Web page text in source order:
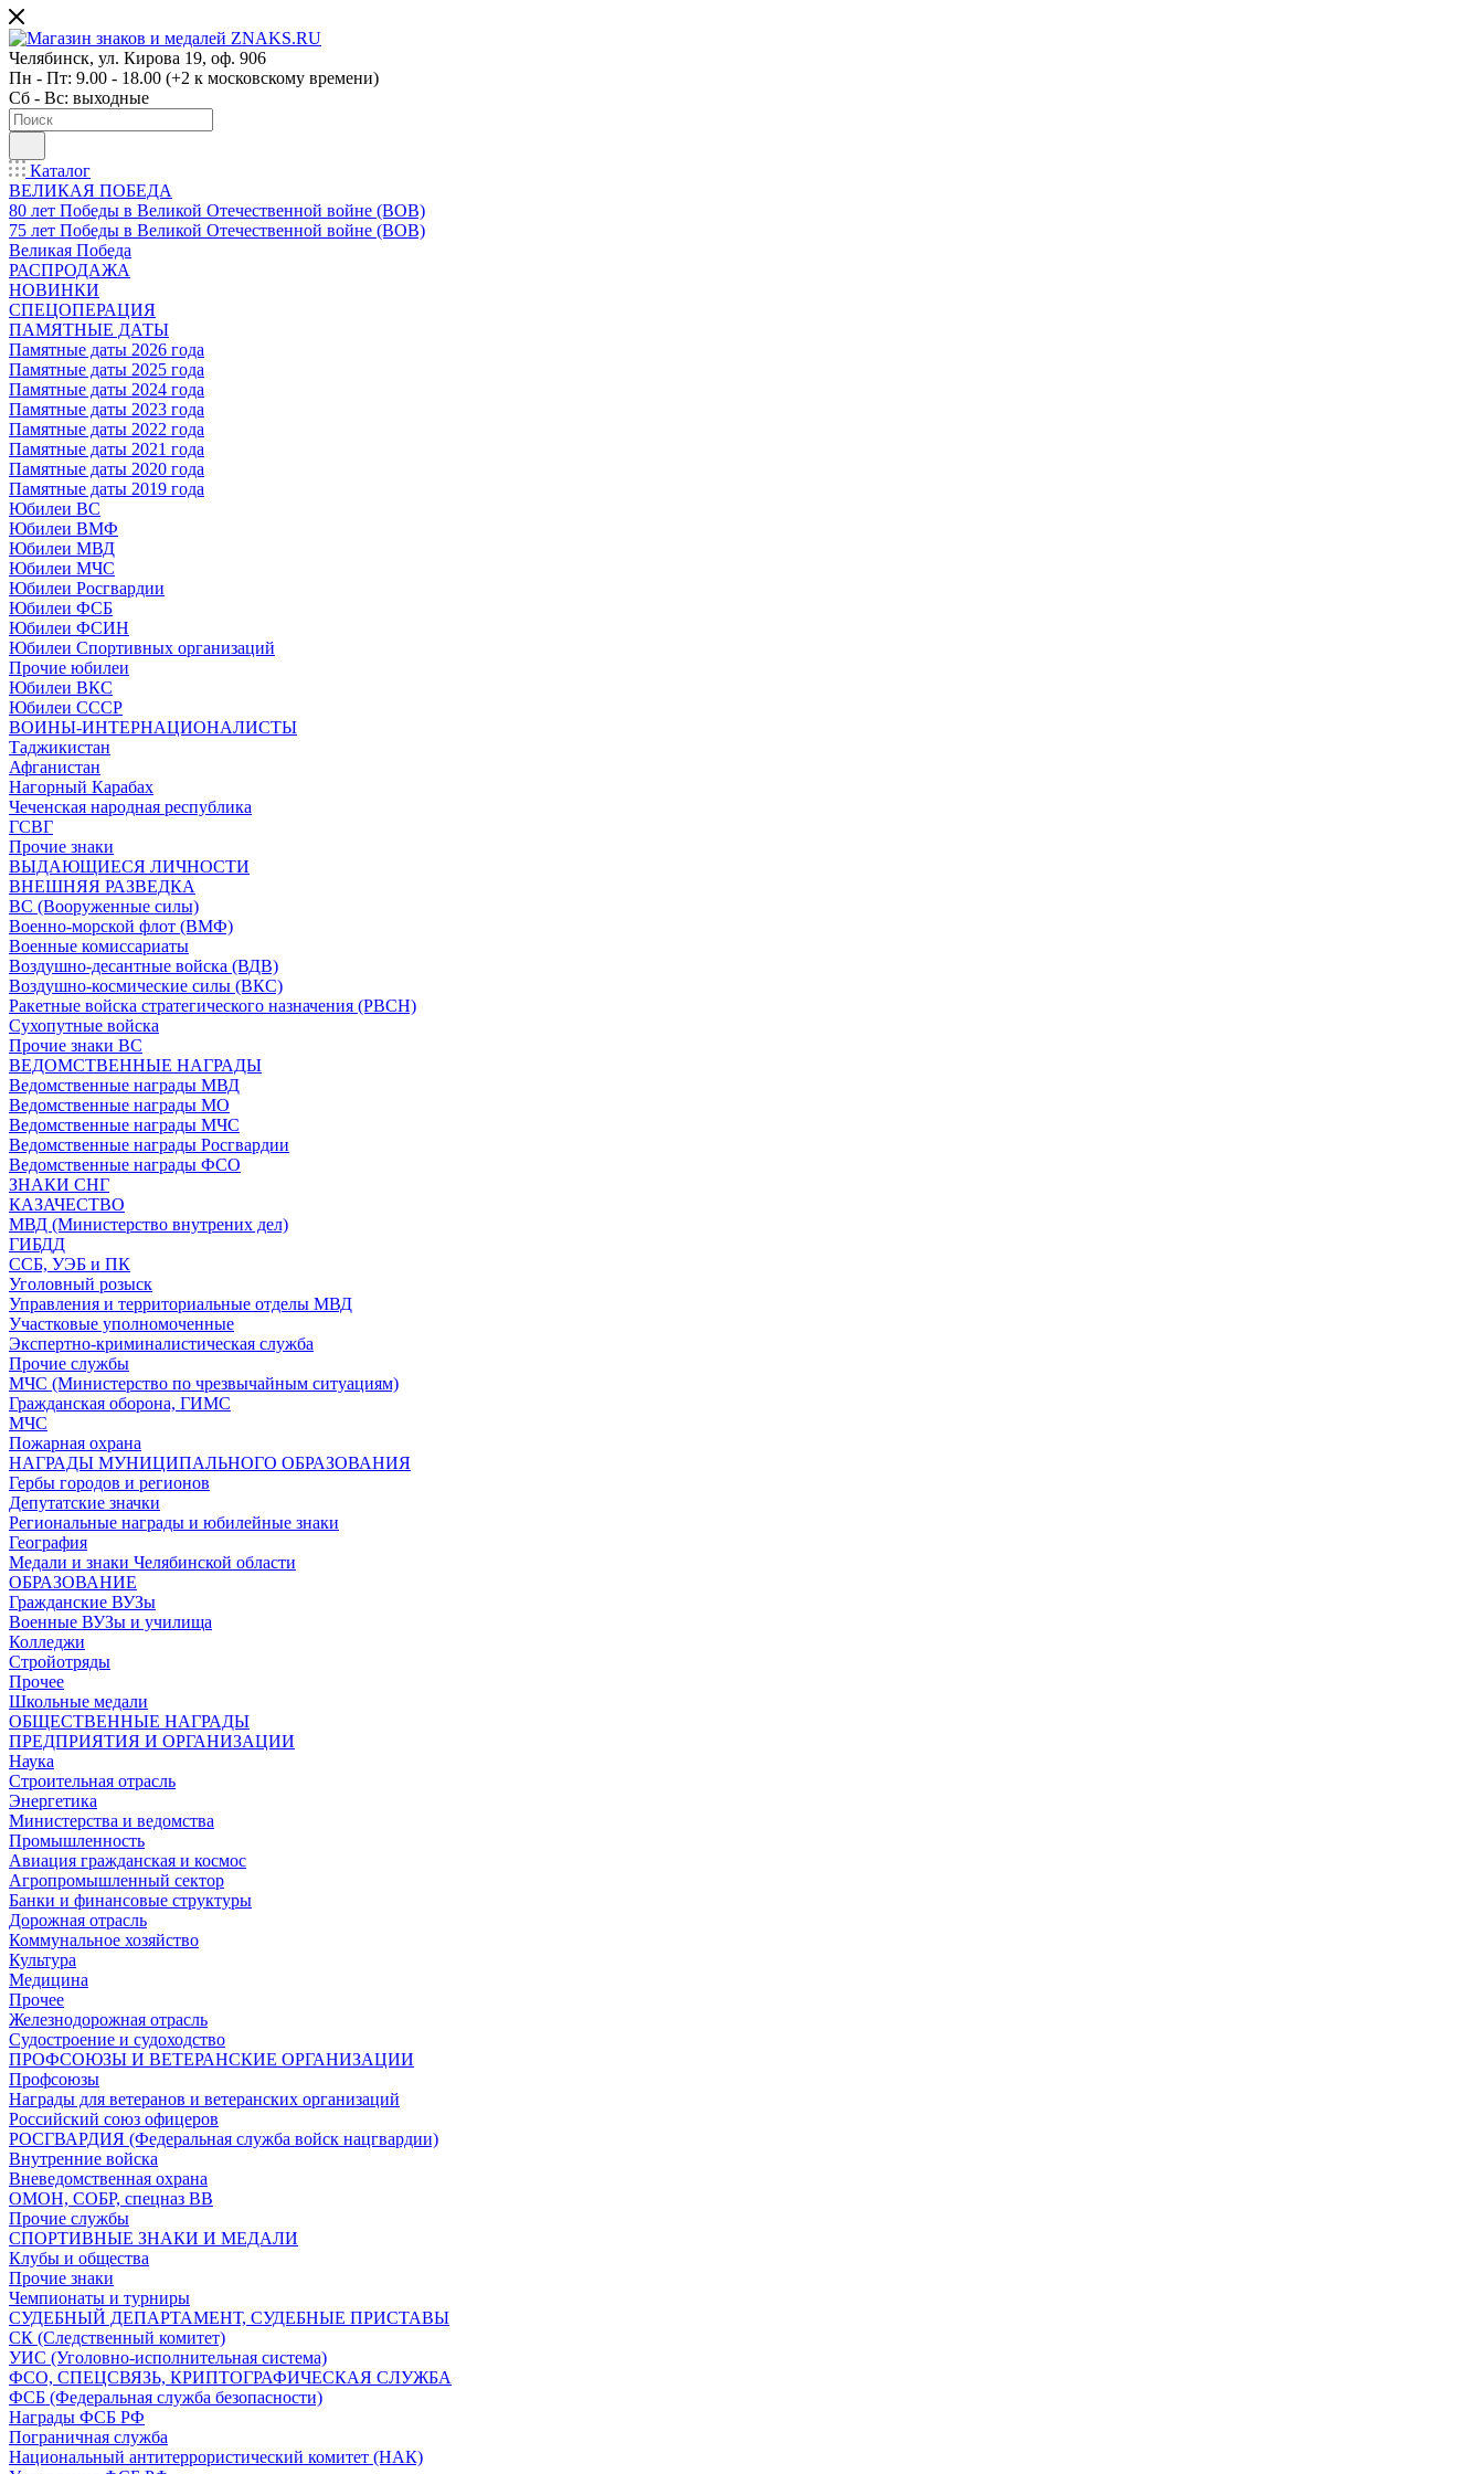
Челябинск, ул. Кирова 19, оф. 906
Пн - Пт: 9.00 - 18.00 (+2 к московскому времени)
Сб - Вс: выходные
Каталог
ВЕЛИКАЯ ПОБЕДА
80 лет Победы в Великой Отечественной войне (ВОВ)
75 лет Победы в Великой Отечественной войне (ВОВ)
Великая Победа
РАСПРОДАЖА
НОВИНКИ
СПЕЦОПЕРАЦИЯ
ПАМЯТНЫЕ ДАТЫ
Памятные даты 2026 года
Памятные даты 2025 года
Памятные даты 2024 года
Памятные даты 2023 года
Памятные даты 2022 года
Памятные даты 2021 года
Памятные даты 2020 года
Памятные даты 2019 года
Юбилеи ВС
Юбилеи ВМФ
Юбилеи МВД
Юбилеи МЧС
Юбилеи Росгвардии
Юбилеи ФСБ
Юбилеи ФСИН
Юбилеи Спортивных организаций
Прочие юбилеи
Юбилеи ВКС
Юбилеи СССР
ВОИНЫ-ИНТЕРНАЦИОНАЛИСТЫ
Таджикистан
Афганистан
Нагорный Карабах
Чеченская народная республика
ГСВГ
Прочие знаки
ВЫДАЮЩИЕСЯ ЛИЧНОСТИ
ВНЕШНЯЯ РАЗВЕДКА
ВС (Вооруженные силы)
Военно-морской флот (ВМФ)
Военные комиссариаты
Воздушно-десантные войска (ВДВ)
Воздушно-космические силы (ВКС)
Ракетные войска стратегического назначения (РВСН)
Сухопутные войска
Прочие знаки ВС
ВЕДОМСТВЕННЫЕ НАГРАДЫ
Ведомственные награды МВД
Ведомственные награды МО
Ведомственные награды МЧС
Ведомственные награды Росгвардии
Ведомственные награды ФСО
ЗНАКИ СНГ
КАЗАЧЕСТВО
МВД (Министерство внутрених дел)
ГИБДД
ССБ, УЭБ и ПК
Уголовный розыск
Управления и территориальные отделы МВД
Участковые уполномоченные
Экспертно-криминалистическая служба
Прочие службы
МЧС (Министерство по чрезвычайным ситуациям)
Гражданская оборона, ГИМС
МЧС
Пожарная охрана
НАГРАДЫ МУНИЦИПАЛЬНОГО ОБРАЗОВАНИЯ
Гербы городов и регионов
Депутатские значки
Региональные награды и юбилейные знаки
География
Медали и знаки Челябинской области
ОБРАЗОВАНИЕ
Гражданские ВУЗы
Военные ВУЗы и училища
Колледжи
Стройотряды
Прочее
Школьные медали
ОБЩЕСТВЕННЫЕ НАГРАДЫ
ПРЕДПРИЯТИЯ И ОРГАНИЗАЦИИ
Наука
Строительная отрасль
Энергетика
Министерства и ведомства
Промышленность
Авиация гражданская и космос
Агропромышленный сектор
Банки и финансовые структуры
Дорожная отрасль
Коммунальное хозяйство
Культура
Медицина
Прочее
Железнодорожная отрасль
Судостроение и судоходство
ПРОФСОЮЗЫ И ВЕТЕРАНСКИЕ ОРГАНИЗАЦИИ
Профсоюзы
Награды для ветеранов и ветеранских организаций
Российский союз офицеров
РОСГВАРДИЯ (Федеральная служба войск нацгвардии)
Внутренние войска
Вневедомственная охрана
ОМОН, СОБР, спецназ ВВ
Прочие службы
СПОРТИВНЫЕ ЗНАКИ И МЕДАЛИ
Клубы и общества
Прочие знаки
Чемпионаты и турниры
СУДЕБНЫЙ ДЕПАРТАМЕНТ, СУДЕБНЫЕ ПРИСТАВЫ
СК (Следственный комитет)
УИС (Уголовно-исполнительная система)
ФСО, СПЕЦСВЯЗЬ, КРИПТОГРАФИЧЕСКАЯ СЛУЖБА
ФСБ (Федеральная служба безопасности)
Награды ФСБ РФ
Пограничная служба
Национальный антитеррористический комитет (НАК)